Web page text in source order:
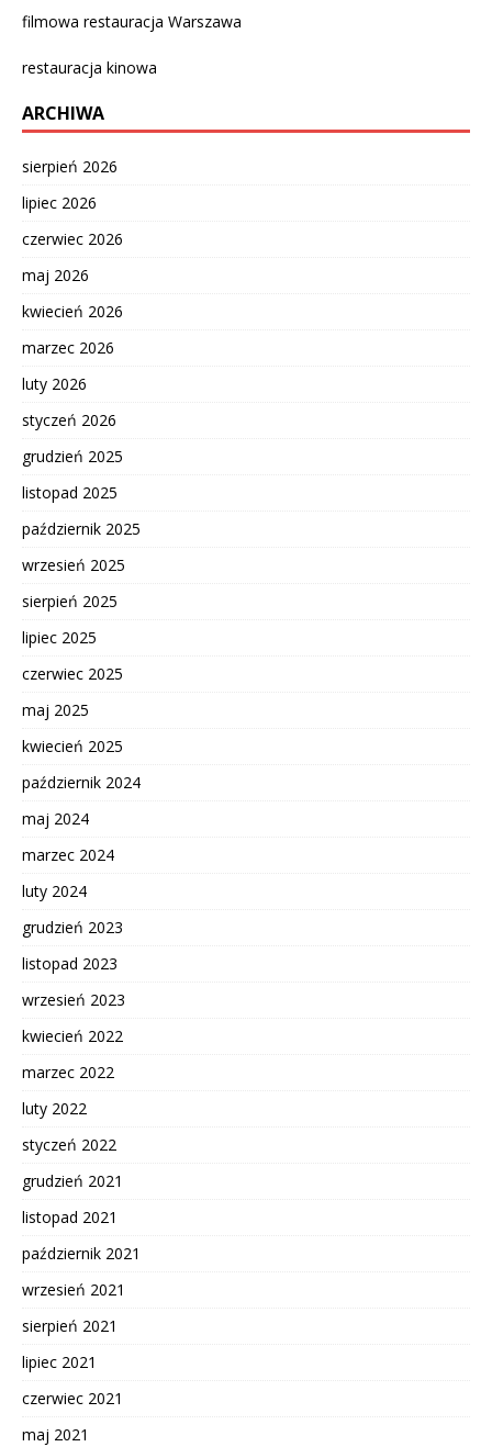
filmowa restauracja Warszawa
restauracja kinowa
ARCHIWA
sierpień 2026
lipiec 2026
czerwiec 2026
maj 2026
kwiecień 2026
marzec 2026
luty 2026
styczeń 2026
grudzień 2025
listopad 2025
październik 2025
wrzesień 2025
sierpień 2025
lipiec 2025
czerwiec 2025
maj 2025
kwiecień 2025
październik 2024
maj 2024
marzec 2024
luty 2024
grudzień 2023
listopad 2023
wrzesień 2023
kwiecień 2022
marzec 2022
luty 2022
styczeń 2022
grudzień 2021
listopad 2021
październik 2021
wrzesień 2021
sierpień 2021
lipiec 2021
czerwiec 2021
maj 2021